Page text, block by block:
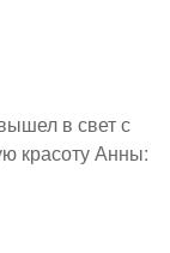
в свет с
красоту Анны: